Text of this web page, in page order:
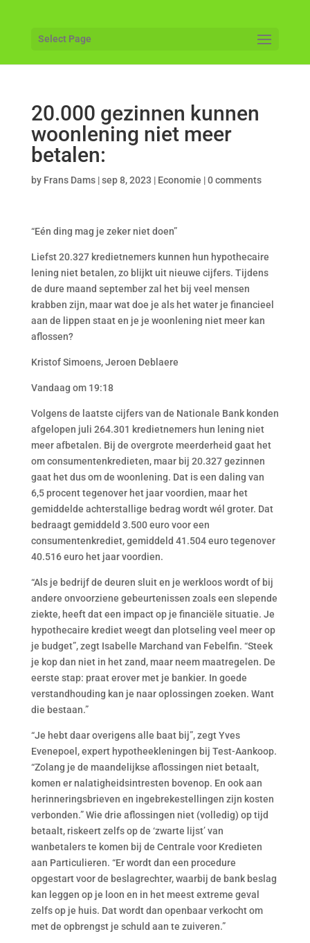
Select Page
20.000 gezinnen kunnen
woonlening niet meer
betalen:
by Frans Dams|sep 8, 2023 | Economie |0 comments
“Eén ding mag je zeker niet doen”
Liefst 20.327 kredietnemers kunnen hun hypothecaire
lening niet betalen, zo blijkt uit nieuwe cijfers. Tijdens
de dure maand september zal het bij veel mensen
krabben zijn, maar wat doe je als het water je financieel
aan de lippen staat en je je woonlening niet meer kan
aflossen?
Kristof Simoens, Jeroen Deblaere
Vandaag om 19:18
Volgens de laatste cijfers van de Nationale Bank konden
afgelopen juli 264.301 kredietnemers hun lening niet
meer afbetalen. Bij de overgrote meerderheid gaat het
om consumentenkredieten, maar bij 20.327 gezinnen
gaat het dus om de woonlening. Dat is een daling van
6,5 procent tegenover het jaar voordien, maar het
gemiddelde achterstallige bedrag wordt wél groter. Dat
bedraagt gemiddeld 3.500 euro voor een
consumentenkrediet, gemiddeld 41.504 euro tegenover
40.516 euro het jaar voordien.
“Als je bedrijf de deuren sluit en je werkloos wordt of bij
andere onvoorziene gebeurtenissen zoals een slepende
ziekte, heeft dat een impact op je financiële situatie. Je
hypothecaire krediet weegt dan plotseling veel meer op
je budget”, zegt Isabelle Marchand van Febelfin. “Steek
je kop dan niet in het zand, maar neem maatregelen. De
eerste stap: praat erover met je bankier. In goede
verstandhouding kan je naar oplossingen zoeken. Want
die bestaan.”
“Je hebt daar overigens alle baat bij”, zegt Yves
Evenepoel, expert hypotheekleningen bij Test-Aankoop.
“Zolang je de maandelijkse aflossingen niet betaalt,
komen er nalatigheidsintresten bovenop. En ook aan
herinneringsbrieven en ingebrekestellingen zijn kosten
verbonden.” Wie drie aflossingen niet (volledig) op tijd
betaalt, riskeert zelfs op de ‘zwarte lijst’ van
wanbetalers te komen bij de Centrale voor Kredieten
aan Particulieren. “Er wordt dan een procedure
opgestart voor de beslagrechter, waarbij de bank beslag
kan leggen op je loon en in het meest extreme geval
zelfs op je huis. Dat wordt dan openbaar verkocht om
met de opbrengst je schuld aan te zuiveren.”